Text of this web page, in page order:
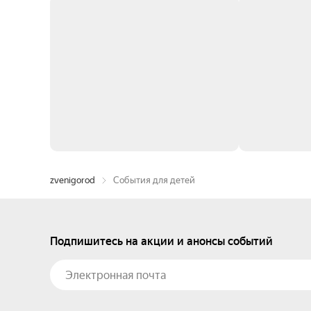
zvenigorod События для детей
Подпишитесь на акции и анонсы событий